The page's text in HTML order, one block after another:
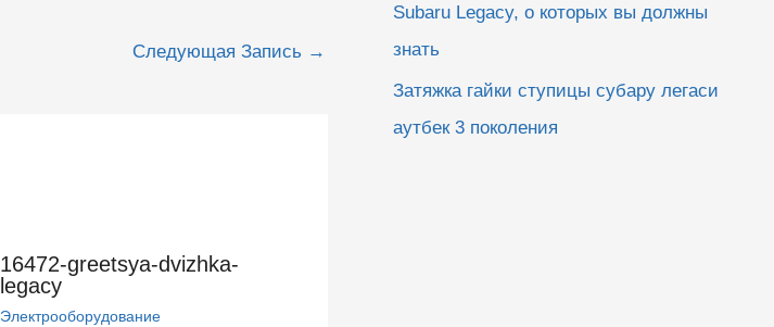
Следующая Запись →
16472-greetsya-dvizhka-
legacy
Электрооборудование
Subaru Legacy, о которых вы должны
знать
Затяжка гайки ступицы субару легаси
аутбек 3 поколения